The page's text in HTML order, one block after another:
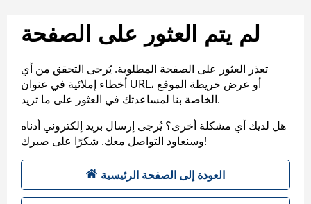
لم يتم العثور على الصفحة
تعذر العثور على الصفحة المطلوبة. يُرجى التحقق من أي
أخطاء إملائية في عنوان URL، أو عرض خريطة الموقع
الخاصة بنا لمساعدتك في العثور على ما تريد.
هل لديك أي مشكلة أخرى؟ يُرجى إرسال بريد إلكتروني أدناه
وسنعاود التواصل معك. شكرًا على صبرك!
العودة إلى الصفحة الرئيسية